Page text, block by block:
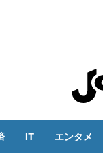
IT エンタメ